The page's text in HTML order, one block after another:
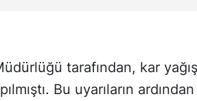
tarafından, kar
Bu uyarıların